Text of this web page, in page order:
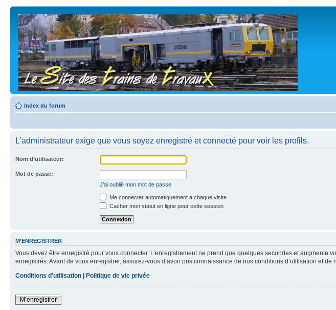
Index du forum
L’administrateur exige que vous soyez enregistré et connecté pour voir les profils.
Nom d’utilisateur:
Mot de passe:
J’ai oublié mon mot de passe
Me connecter automatiquement à chaque visite
Cacher mon statut en ligne pour cette session
M’ENREGISTRER
Vous devez être enregistré pour vous connecter. L’enregistrement ne prend que quelques secondes et
enregistrés. Avant de vous enregistrer, assurez-vous d’avoir pris connaissance de nos conditions d’utilisation et
Conditions d’utilisation | Politique de vie privée
M’enregistrer